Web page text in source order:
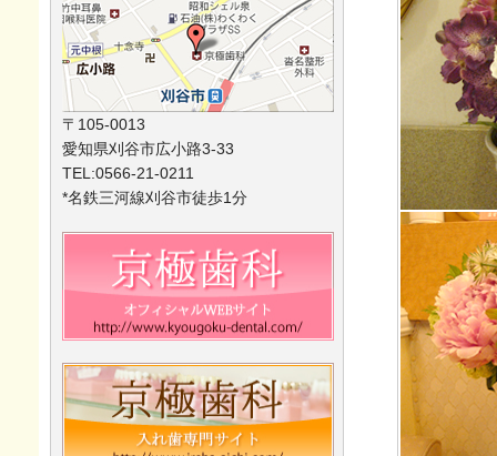
〒105-0013
愛知県刈谷市広小路3-33
TEL:0566-21-0211
*名鉄三河線刈谷市徒歩1分